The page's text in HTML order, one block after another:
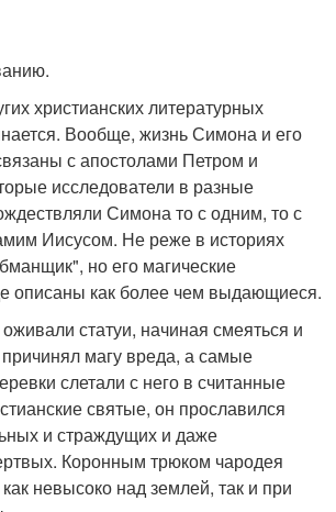
христианских литературных
Вообще, жизнь Симона и его
с апостолами Петром и
исследователи в разные
Симона то с одним, то с
Иисусом. Не реже в историях
но его магические
описаны как более чем выдающиеся.
статуи, начиная смеяться и
причинял магу вреда, а самые
слетали с него в считанные
святые, он прославился
и страждущих и даже
Коронным трюком чародея
невысоко над землей, так и при